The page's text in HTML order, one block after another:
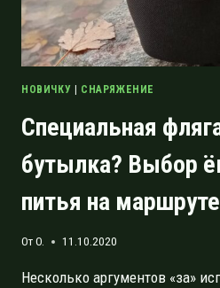
НОВИЧКУ | СНАРЯЖЕНИЕ
Специальная
бутылка? Выбор
питья на маршруте
ОтO. 11.10.2020
Несколько аргументов «за»